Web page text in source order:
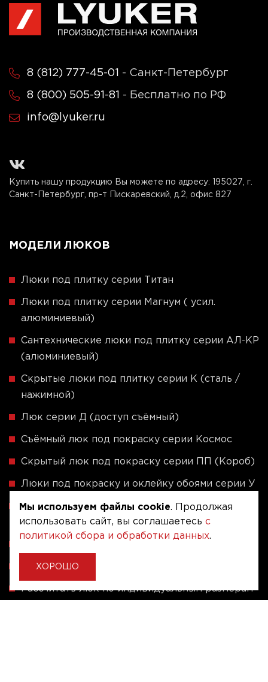
8 (812) 777-45-01 - Санкт-Петербург
8 (800) 505-91-81 - Бесплатно по РФ
info@lyuker.ru
Купить нашу продукцию Вы можете по адресу:
195027, г.
Санкт-Петербург, пр-т Пискаревский, д.2, офис 827
МОДЕЛИ ЛЮКОВ
Люки под плитку серии Титан
Люки под плитку серии Магнум ( усил.
алюминиевый)
Сантехнические люки под плитку серии АЛ-КР
(алюминиевый)
Скрытые люки под плитку серии K (сталь /
нажимной)
Люк серии Д (доступ съёмный)
Съёмный люк под покраску серии Космос
Скрытый люк под покраску серии ПП (Короб)
Люки под покраску и оклейку обоями серии У
Скрытые люки под плитку - Серия ЛПВК
(Купе)
Напольные люки серии ФЛЮР
Рассчитать люк по индивидуальным размерам
Мы используем файлы cookie. Продолжая
использовать сайт, вы соглашаетесь с
политикой сбора и обработки данных.
ХОРОШО